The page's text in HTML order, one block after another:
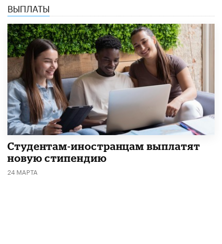
ВЫПЛАТЫ
Студентам-иностранцам выплатят
новую стипендию
24 МАРТА